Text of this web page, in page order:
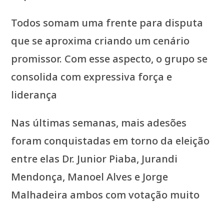
Todos somam uma frente para disputa
que se aproxima criando um cenário
promissor. Com esse aspecto, o grupo se
consolida com expressiva força e
liderança
Nas últimas semanas, mais adesões
foram conquistadas em torno da eleição
entre elas Dr. Junior Piaba, Jurandi
Mendonça, Manoel Alves e Jorge
Malhadeira ambos com votação muito